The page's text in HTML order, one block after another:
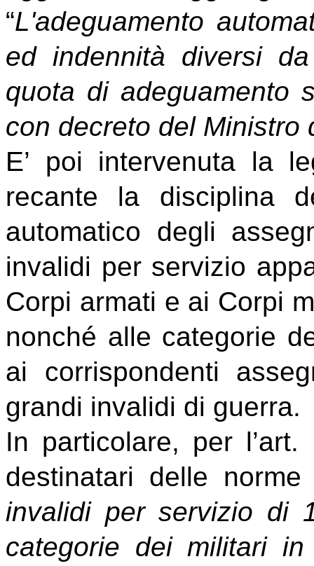
“L'adeguamento
ed indennità diversi
quota di adeguamento
con decreto del Ministro
E’ poi intervenuta la
recante la disciplina
automatico degli
invalidi per servizio
Corpi armati e ai Corpi
nonché alle categorie
ai corrispondenti
grandi invalidi di guerra.
In particolare, per
destinatari delle
invalidi per servizio di
categorie dei militari